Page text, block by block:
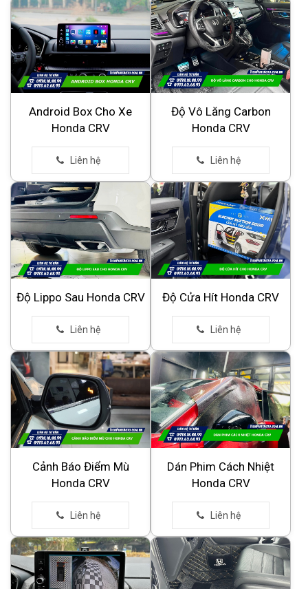
Android Box Cho Xe
Honda CRV
Độ Vô Lăng Carbon
Honda CRV
Độ Lippo Sau Honda CRV Độ Cửa Hít Honda CRV
Cảnh Báo Điểm Mù
Honda CRV
Dán Phim Cách Nhiệt
Honda CRV